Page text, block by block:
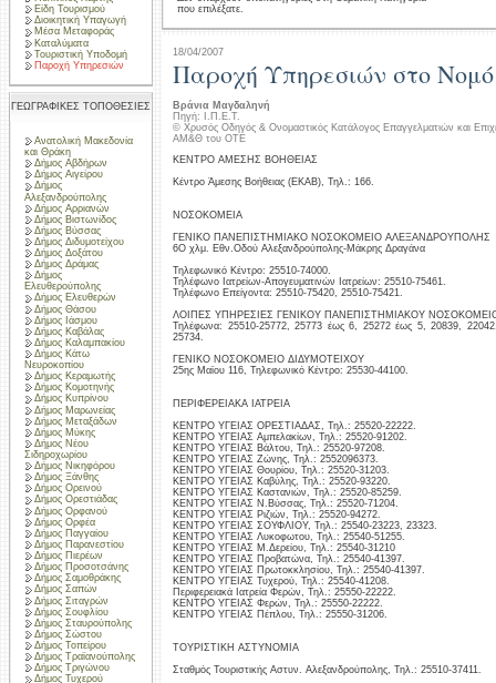
Είδη Τουρισμού
Διοικητική Υπαγωγή
Μέσα Μεταφοράς
Καταλύματα
Τουριστική Υποδομή
Παροχή Υπηρεσιών
ΓΕΩΓΡΑΦΙΚΕΣ ΤΟΠΟΘΕΣΙΕΣ
Ανατολική Μακεδονία
και Θράκη
Δήμος Αβδήρων
Δήμος Αιγείρου
Δήμος
Αλεξανδρούπολης
Δήμος Αρριανών
Δήμος Βιστωνίδος
Δήμος Βύσσας
Δήμος Διδυμοτείχου
Δήμος Δοξάτου
Δήμος Δράμας
Δήμος
Ελευθερούπολης
Δήμος Ελευθερών
Δήμος Θάσου
Δήμος Ιάσμου
Δήμος Καβάλας
Δήμος Καλαμπακίου
Δήμος Κάτω
Νευροκοπίου
Δήμος Κεραμωτής
Δήμος Κομοτηνής
Δήμος Κυπρίνου
Δήμος Μαρωνείας
Δήμος Μεταξάδων
Δήμος Μύκης
Δήμος Νέου
Σιδηροχωρίου
Δήμος Νικηφόρου
Δήμος Ξάνθης
Δήμος Ορεινού
Δήμος Ορεστιάδας
Δήμος Ορφανού
Δήμος Ορφέα
Δήμος Παγγαίου
Δήμος Παρανεστίου
Δήμος Πιερέων
Δήμος Προσοτσάνης
Δήμος Σαμοθράκης
Δήμος Σαπών
Δήμος Σιταγρών
Δήμος Σουφλίου
Δήμος Σταυρούπολης
Δήμος Σώστου
Δήμος Τοπείρου
Δήμος Τραϊανούπολης
Δήμος Τριγώνου
Δήμος Τυχερού
που επιλέξατε.
18/04/2007
Παροχή Υπηρεσιών στο
Βράνια Μαγδαληνή
Πηγή: Ι.Π.Ε.Τ.
© Χρυσός Οδηγός & Ονομαστικός Κατάλογος Επαγγελματιών και
ΑΜ&Θ του ΟΤΕ
ΚΕΝΤΡΟ ΑΜΕΣΗΣ ΒΟΗΘΕΙΑΣ
Κέντρο Άμεσης Βοήθειας (ΕΚΑΒ), Τηλ.: 166.
ΝΟΣΟΚΟΜΕΙΑ
ΓΕΝΙΚΟ ΠΑΝΕΠΙΣΤΗΜΙΑΚΟ ΝΟΣΟΚΟΜΕΙΟ ΑΛΕΞΑΝΔΡΟΥΠΟΛΗΣ
6Ο χλμ. Εθν.Οδού Αλεξανδρούπολης-Μάκρης Δραγάνα
Τηλεφωνικό Κέντρο: 25510-74000.
Τηλέφωνο Ιατρείων-Απογευματινών Ιατρείων: 25510-75461.
Τηλέφωνο Επείγοντα: 25510-75420, 25510-75421.
ΛΟΙΠΕΣ ΥΠΗΡΕΣΙΕΣ ΓΕΝΙΚΟΥ ΠΑΝΕΠΙΣΤΗΜΙΑΚΟΥ
Τηλέφωνα: 25510-25772, 25773 έως 6, 25272 έως 5, 20839,
25734.
ΓΕΝΙΚΟ ΝΟΣΟΚΟΜΕΙΟ ΔΙΔΥΜΟΤΕΙΧΟΥ
25ης Μαϊου 116, Τηλεφωνικό Κέντρο: 25530-44100.
ΠΕΡΙΦΕΡΕΙΑΚΑ ΙΑΤΡΕΙΑ
ΚΕΝΤΡΟ ΥΓΕΙΑΣ ΟΡΕΣΤΙΑΔΑΣ, Τηλ.: 25520-22222.
ΚΕΝΤΡΟ ΥΓΕΙΑΣ Αμπελακίων, Τηλ.: 25520-91202.
ΚΕΝΤΡΟ ΥΓΕΙΑΣ Βάλτου, Τηλ.: 25520-97208.
ΚΕΝΤΡΟ ΥΓΕΙΑΣ Ζώνης, Τηλ.: 2552096373.
ΚΕΝΤΡΟ ΥΓΕΙΑΣ Θουρίου, Τηλ.: 25520-31203.
ΚΕΝΤΡΟ ΥΓΕΙΑΣ Καβύλης, Τηλ.: 25520-93220.
ΚΕΝΤΡΟ ΥΓΕΙΑΣ Καστανιών, Τηλ.: 25520-85259.
ΚΕΝΤΡΟ ΥΓΕΙΑΣ Ν.Βύσσας, Τηλ.: 25520-71204.
ΚΕΝΤΡΟ ΥΓΕΙΑΣ Ριζιών, Τηλ.: 25520-94272.
ΚΕΝΤΡΟ ΥΓΕΙΑΣ ΣΟΥΦΛΙΟΥ, Τηλ.: 25540-23223, 23323.
ΚΕΝΤΡΟ ΥΓΕΙΑΣ Λυκοφωτου, Τηλ.: 25540-51255.
ΚΕΝΤΡΟ ΥΓΕΙΑΣ Μ.Δερείου, Τηλ.: 25540-31210
ΚΕΝΤΡΟ ΥΓΕΙΑΣ Προβατώνα, Τηλ.: 25540-41397.
ΚΕΝΤΡΟ ΥΓΕΙΑΣ Πρωτοκκλησίου, Τηλ.: 25540-41397.
ΚΕΝΤΡΟ ΥΓΕΙΑΣ Τυχερού, Τηλ.: 25540-41208.
Περιφερειακά Ιατρεία Φερών, Τηλ.: 25550-22222.
ΚΕΝΤΡΟ ΥΓΕΙΑΣ Φερών, Τηλ.: 25550-22222.
ΚΕΝΤΡΟ ΥΓΕΙΑΣ Πέπλου, Τηλ.: 25550-31206.
ΤΟΥΡΙΣΤΙΚΗ ΑΣΤΥΝΟΜΙΑ
Σταθμός Τουριστικής Αστυν. Αλεξανδρούπολης, Τηλ.: 25510-37411.